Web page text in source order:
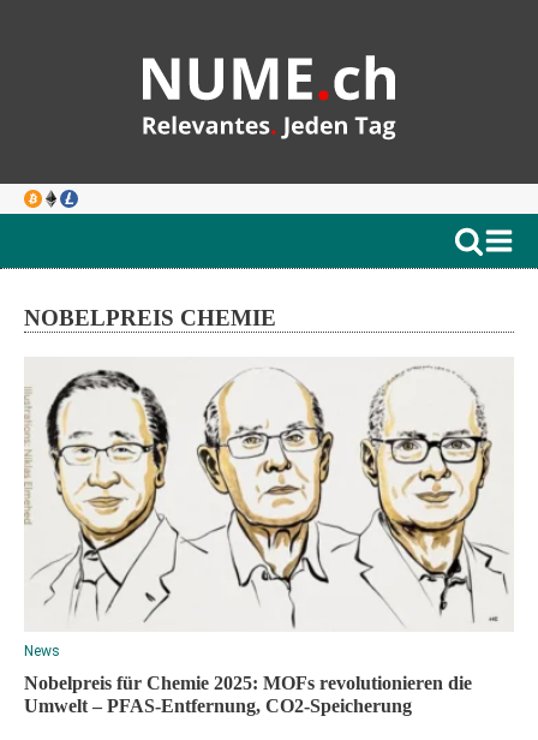
NOBELPREIS CHEMIE
News
Nobelpreis für Chemie 2025: MOFs revolutionieren die
Umwelt – PFAS-Entfernung, CO2-Speicherung